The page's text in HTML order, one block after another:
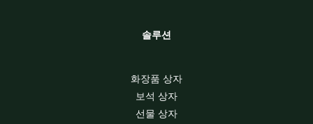
솔루션
화장품 상자
보석 상자
선물 상자